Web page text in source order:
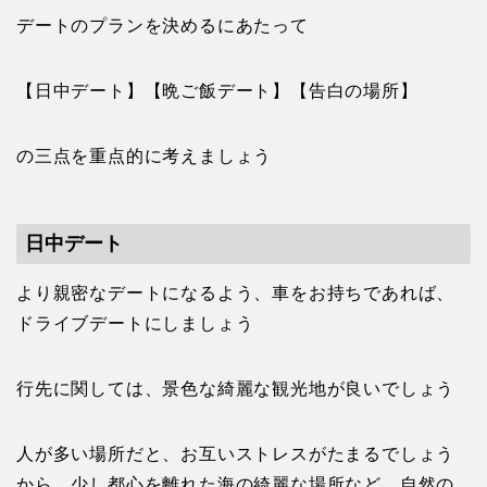
デートのプランを決めるにあたって
【日中デート】【晩ご飯デート】【告白の場所】
の三点を重点的に考えましょう
日中デート
より親密なデートになるよう、車をお持ちであれば、
ドライブデートにしましょう
行先に関しては、景色な綺麗な観光地が良いでしょう
人が多い場所だと、お互いストレスがたまるでしょう